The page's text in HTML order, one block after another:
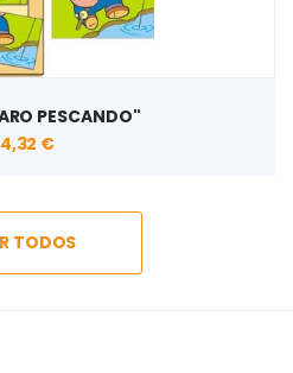
PESCANDO"
4,32 €
TODOS